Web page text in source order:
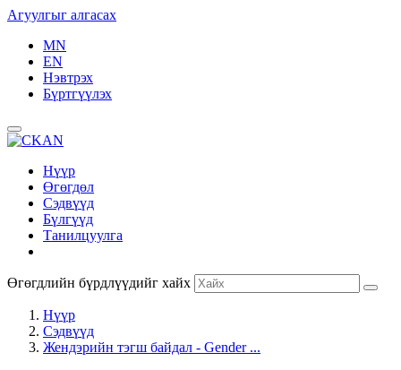
Агуулгыг алгасах
MN
EN
Нэвтрэх
Бүртгүүлэх
Нүүр
Өгөгдөл
Сэдвүүд
Бүлгүүд
Танилцуулга
Өгөгдлийн бүрдлүүдийг хайх
Нүүр
Сэдвүүд
Жендэрийн тэгш байдал - Gender ...